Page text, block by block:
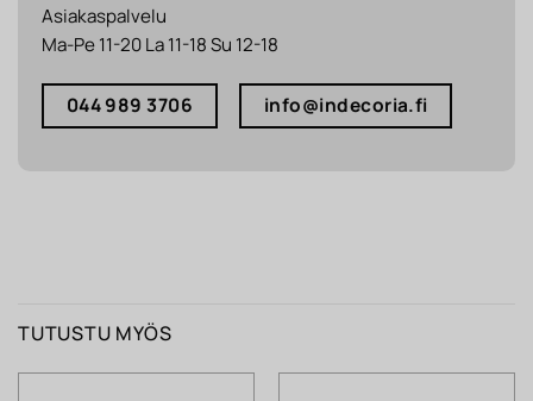
Asiakaspalvelu
Ma-Pe 11-20 La 11-18 Su 12-18
044 989 3706 info@indecoria.fi
TUTUSTU MYÖS